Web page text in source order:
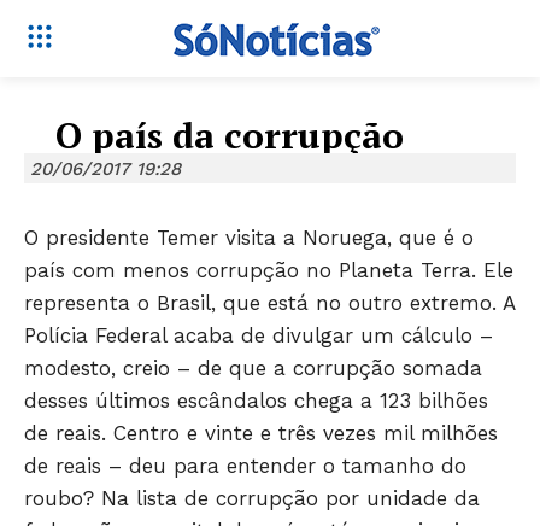
O país da corrupção
20/06/2017 19:28
O presidente Temer visita a Noruega, que é o
país com menos corrupção no Planeta Terra. Ele
representa o Brasil, que está no outro extremo. A
Polícia Federal acaba de divulgar um cálculo –
modesto, creio – de que a corrupção somada
desses últimos escândalos chega a 123 bilhões
de reais. Centro e vinte e três vezes mil milhões
de reais – deu para entender o tamanho do
roubo? Na lista de corrupção por unidade da